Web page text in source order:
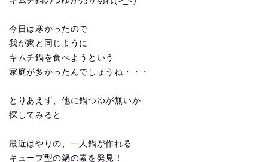
今日は寒かったので
我が家と同じように
キムチ鍋を食べようという
家庭が多かったんでしょうね・・・
とりあえず、他に鍋つゆが無いか
探してみると
最近はやりの、一人鍋が作れる
キューブ型の鍋の素を発見！